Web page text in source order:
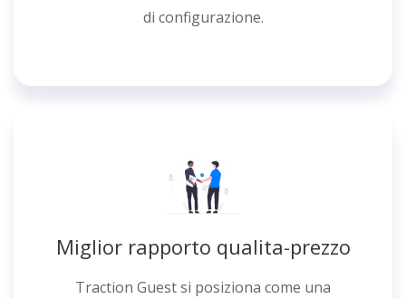
di configurazione.
Miglior rapporto qualita-prezzo
Traction Guest si posiziona come una